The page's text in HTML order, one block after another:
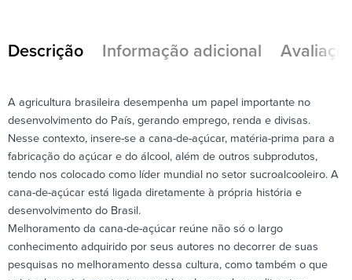
Descrição Informação adicional
A agricultura brasileira desempenha um papel importante no
desenvolvimento do País, gerando emprego, renda e divisas.
Nesse contexto, insere-se a cana-de-açúcar, matéria-prima para a
fabricação do açúcar e do álcool, além de outros subprodutos,
tendo nos colocado como líder mundial no setor sucroalcooleiro. A
cana-de-açúcar está ligada diretamente à própria história e
desenvolvimento do Brasil.
Melhoramento da cana-de-açúcar reúne não só o largo
conhecimento adquirido por seus autores no decorrer de suas
pesquisas no melhoramento dessa cultura, como também o que